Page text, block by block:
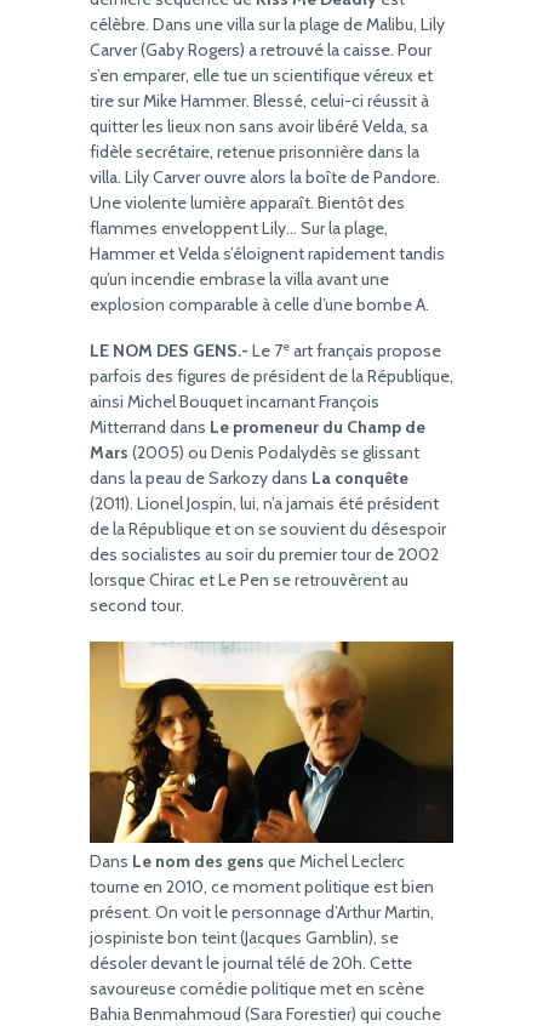
célèbre. Dans une villa sur la plage de Malibu, Lily
Carver (Gaby Rogers) a retrouvé la caisse. Pour
s’en emparer, elle tue un scientifique véreux et
tire sur Mike Hammer. Blessé, celui-ci réussit à
quitter les lieux non sans avoir libéré Velda, sa
fidèle secrétaire, retenue prisonnière dans la
villa. Lily Carver ouvre alors la boîte de Pandore.
Une violente lumière apparaît. Bientôt des
flammes enveloppent Lily… Sur la plage,
Hammer et Velda s’éloignent rapidement tandis
qu’un incendie embrase la villa avant une
explosion comparable à celle d’une bombe A.
LE NOM DES GENS.- Le 7e art français propose
parfois des figures de président de la République,
ainsi Michel Bouquet incarnant François
Mitterrand dans Le promeneur du Champ de
Mars (2005) ou Denis Podalydès se glissant
dans la peau de Sarkozy dans La conquête
(2011). Lionel Jospin, lui, n’a jamais été président
de la République et on se souvient du désespoir
des socialistes au soir du premier tour de 2002
lorsque Chirac et Le Pen se retrouvèrent au
second tour.
Dans Le nom des gens que Michel Leclerc
tourne en 2010, ce moment politique est bien
présent. On voit le personnage d’Arthur Martin,
jospiniste bon teint (Jacques Gamblin), se
désoler devant le journal télé de 20h. Cette
savoureuse comédie politique met en scène
Bahia Benmahmoud (Sara Forestier) qui couche